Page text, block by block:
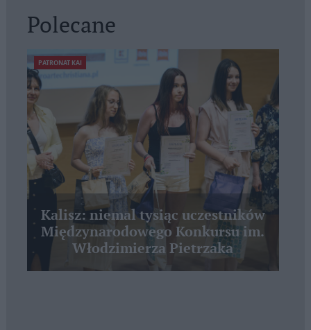
Polecane
PATRONAT KAI
Kalisz: niemal tysiąc uczestników
Międzynarodowego Konkursu im.
Włodzimierza Pietrzaka